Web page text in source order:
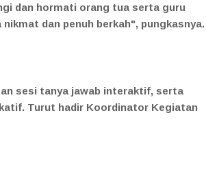
dan hormati orang tua serta guru
dan penuh berkah", pungkasnya.
sesi tanya jawab interaktif, serta
Turut hadir Koordinator Kegiatan